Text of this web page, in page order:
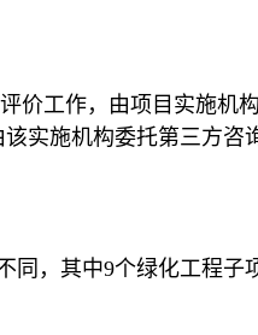
价工作，由项目实施机
该实施机构委托第三方
同，其中9个绿化工程子